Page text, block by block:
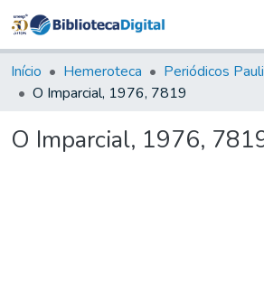
&
Coleções
Tudo na
Digital
Início Hemeroteca Periódicos
O Imparcial, 1976, 7819
O Imparcial, 1976,